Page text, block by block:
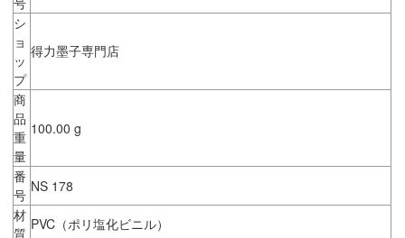
シ
ョ
ッ
プ
得力墨子専門店
商
品
重
量
100.00 g
番
号 NS 178
材
質
PVC（ポリ塩化ビニル）